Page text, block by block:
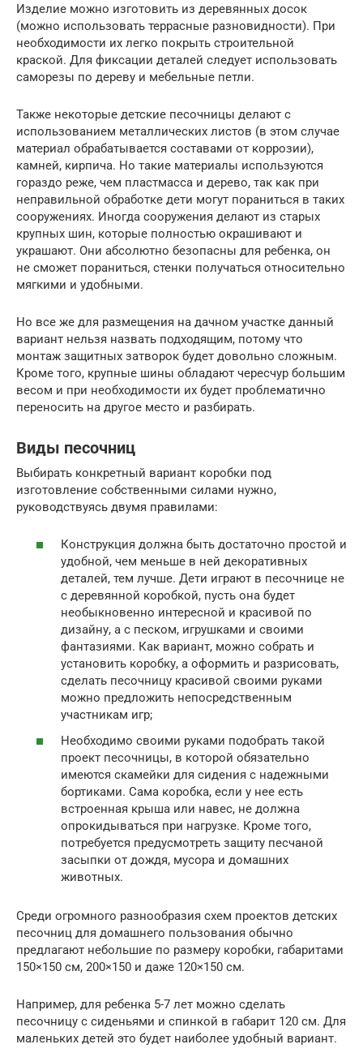
Изделие можно изготовить из деревянных досок
(можно использовать террасные разновидности). При
необходимости их легко покрыть строительной
краской. Для фиксации деталей следует использовать
саморезы по дереву и мебельные петли.
Также некоторые детские песочницы делают с
использованием металлических листов (в этом случае
материал обрабатывается составами от коррозии),
камней, кирпича. Но такие материалы используются
гораздо реже, чем пластмасса и дерево, так как при
неправильной обработке дети могут пораниться в таких
сооружениях. Иногда сооружения делают из старых
крупных шин, которые полностью окрашивают и
украшают. Они абсолютно безопасны для ребенка, он
не сможет пораниться, стенки получаться относительно
мягкими и удобными.
Но все же для размещения на дачном участке данный
вариант нельзя назвать подходящим, потому что
монтаж защитных затворок будет довольно сложным.
Кроме того, крупные шины обладают чересчур большим
весом и при необходимости их будет проблематично
переносить на другое место и разбирать.
Виды песочниц
Выбирать конкретный вариант коробки под
изготовление собственными силами нужно,
руководствуясь двумя правилами:
Конструкция должна быть достаточно простой и
удобной, чем меньше в ней декоративных
деталей, тем лучше. Дети играют в песочнице не
с деревянной коробкой, пусть она будет
необыкновенно интересной и красивой по
дизайну, а с песком, игрушками и своими
фантазиями. Как вариант, можно собрать и
установить коробку, а оформить и разрисовать,
сделать песочницу красивой своими руками
можно предложить непосредственным
участникам игр;
Необходимо своими руками подобрать такой
проект песочницы, в которой обязательно
имеются скамейки для сидения с надежными
бортиками. Сама коробка, если у нее есть
встроенная крыша или навес, не должна
опрокидываться при нагрузке. Кроме того,
потребуется предусмотреть защиту песчаной
засыпки от дождя, мусора и домашних
животных.
Среди огромного разнообразия схем проектов детских
песочниц для домашнего пользования обычно
предлагают небольшие по размеру коробки, габаритами
150×150 см, 200×150 и даже 120×150 см.
Например, для ребенка 5-7 лет можно сделать
песочницу с сиденьями и спинкой в габарит 120 см. Для
маленьких детей это будет наиболее удобный вариант.